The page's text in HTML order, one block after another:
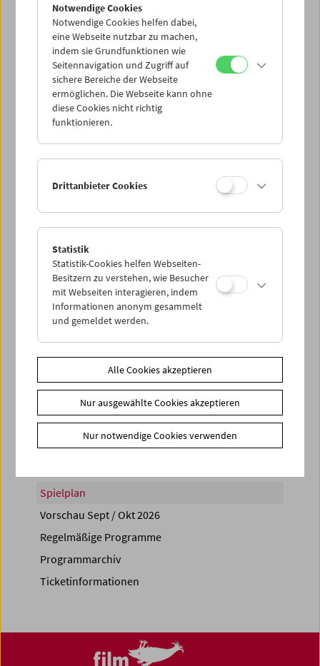
Di 31.8.
Mi 1.9.
Do 2.9.
So 5.9.
PROGRAMM ÜBERBLICK
Spielplan
Vorschau Sept / Okt 2026
Regelmäßige Programme
Programmarchiv
Ticketinformationen
Notwendige Cookies
Notwendige Cookies helfen dabei,
eine Webseite nutzbar zu machen,
indem sie Grundfunktionen wie
Seitennavigation und Zugriff auf
sichere Bereiche der Webseite
ermöglichen. Die Webseite kann ohne
diese Cookies nicht richtig
funktionieren.
Drittanbieter Cookies
Statistik
Statistik-Cookies helfen Webseiten-
Besitzern zu verstehen, wie Besucher
mit Webseiten interagieren, indem
Informationen anonym gesammelt
und gemeldet werden.
Alle Cookies akzeptieren
Nur ausgewählte Cookies akzeptieren
Nur notwendige Cookies verwenden